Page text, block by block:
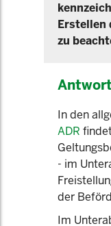
Erstellen
zu
In den
ADR
- im
der
Im